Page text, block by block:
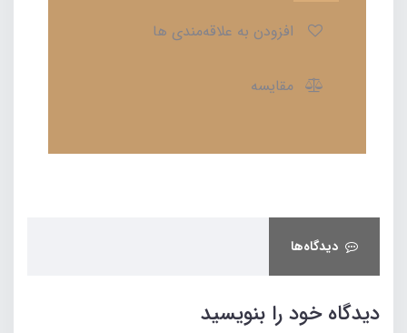
مقایسه
دیدگاه‌ها
دیدگاه خود را بنویسید